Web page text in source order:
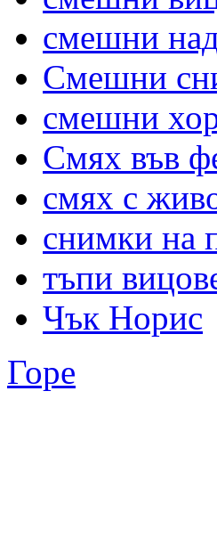
смешни
Смешни
смешни
Смях във
смях с
снимки на
тъпи
Чък Норис
Горе